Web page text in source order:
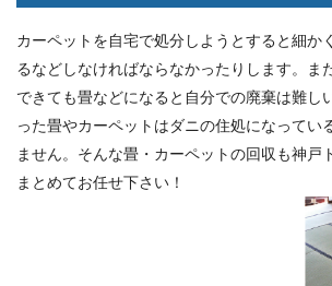
カーペットを自宅で処分しようとすると細か
るなどしなければならなかったりします。ま
できても畳などになると自分での廃棄は難し
った畳やカーペットはダニの住処になってい
ません。そんな畳・カーペットの回収も神戸
まとめてお任せ下さい！